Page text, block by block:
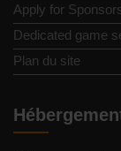
Apply for
Dedicated game
Plan du site